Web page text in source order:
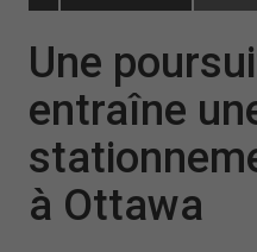
Une
entraîne
à Ottawa